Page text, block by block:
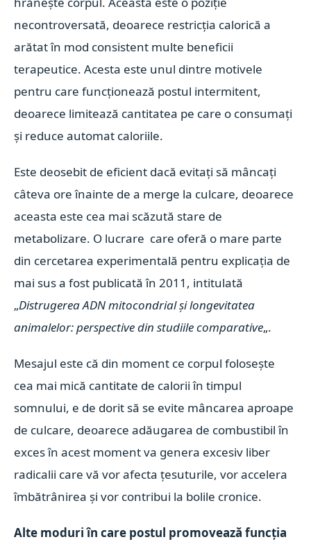
necontroversată, deoarece restricția calorică a
arătat în mod consistent multe beneficii
terapeutice. Acesta este unul dintre motivele
pentru care funcționează postul intermitent,
deoarece limitează cantitatea pe care o consumați
și reduce automat caloriile.
Este deosebit de eficient dacă evitați să mâncați
câteva ore înainte de a merge la culcare, deoarece
aceasta este cea mai scăzută stare de
metabolizare. O lucrare care oferă o mare parte
din cercetarea experimentală pentru explicația de
mai sus a fost publicată în 2011, intitulată
„Distrugerea ADN mitocondrial și longevitatea
animalelor: perspective din studiile comparative„.
Mesajul este că din moment ce corpul folosește
cea mai mică cantitate de calorii în timpul
somnului, e de dorit să se evite mâncarea aproape
de culcare, deoarece adăugarea de combustibil în
exces în acest moment va genera excesiv liber
radicalii care vă vor afecta țesuturile, vor accelera
îmbătrânirea și vor contribui la bolile cronice.
Alte moduri în care postul promovează funcția